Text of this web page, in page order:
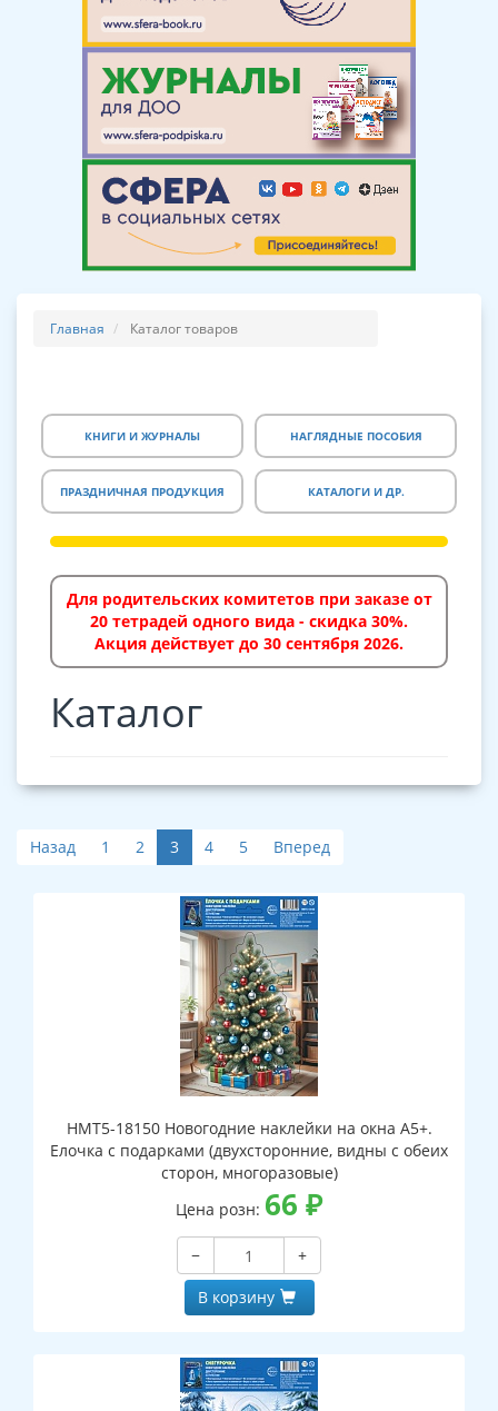
Главная Каталог товаров
КНИГИ И ЖУРНАЛЫ НАГЛЯДНЫЕ ПОСОБИЯ
ПРАЗДНИЧНАЯ ПРОДУКЦИЯ КАТАЛОГИ И ДР.
Для родительских комитетов при заказе от
20 тетрадей одного вида - скидка 30%.
Акция действует до 30 сентября 2026.
Каталог
Назад 1 2 3 4 5 Вперед
НМТ5-18150 Новогодние наклейки на окна А5+.
Елочка с подарками (двухсторонние, видны с обеих
сторон, многоразовые)
Цена розн: 66 ₽
−
+
В корзину